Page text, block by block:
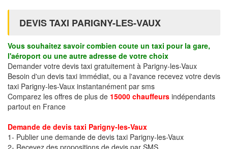
DEVIS TAXI PARIGNY-LES-VAUX
Vous souhaitez savoir combien coute un taxi pour la gare,
l'aéroport ou une autre adresse de votre choix
Demander votre devis taxi gratuitement à Parigny-les-Vaux
Besoin d'un devis taxi immédiat, ou a l'avance recevez votre devis
taxi Parigny-les-Vaux instantanément par sms
Comparez les offres de plus de 15000 chauffeurs indépendants
partout en France
Demande de devis taxi Parigny-les-Vaux
1- Publier une demande de devis taxi Parigny-les-Vaux
2- Recevez des propositions de devis par SMS